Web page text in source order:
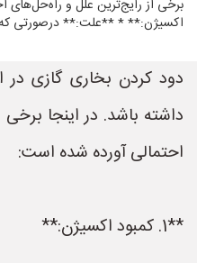
اکسیژن:** * **علت:** درصورتی که
دود کردن بخاری گازی در
داشته باشد. در اینجا برخی
احتمالی آورده شده است:
**1. کمبود اکسیژن:**